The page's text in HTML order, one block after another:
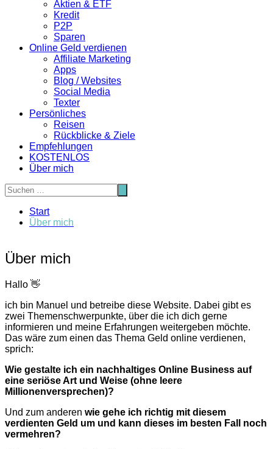
Aktien & ETF
Kredit
P2P
Sparen
Online Geld verdienen
Affiliate Marketing
Apps
Blog / Websites
Social Media
Texter
Persönliches
Reisen
Rückblicke & Ziele
Empfehlungen
KOSTENLOS
Über mich
Start
Über mich
Über mich
Hallo 👋
ich bin Manuel und betreibe diese Website. Dabei gibt es
zwei Themenschwerpunkte, über die ich dich gerne
informieren und meine Erfahrungen weitergeben möchte.
Das wäre zum einen das Thema Geld online verdienen,
sprich:
Wie gestalte ich ein nachhaltiges Online Business auf
eine seriöse Art und Weise (ohne leere
Millionenversprechen)?
Und zum anderen wie gehe ich richtig mit diesem
verdienten Geld um und kann dieses im besten Fall noch
vermehren?